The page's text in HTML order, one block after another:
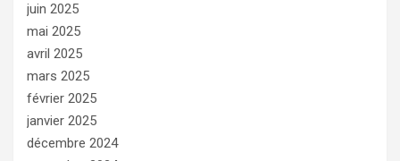
juin 2025
mai 2025
avril 2025
mars 2025
février 2025
janvier 2025
décembre 2024